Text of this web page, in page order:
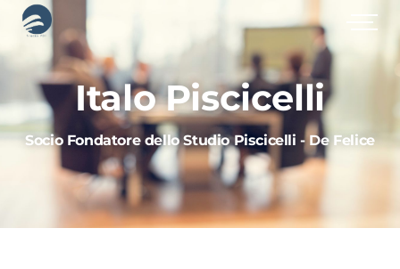
Italo Piscicelli
Socio Fondatore dello Studio Piscicelli - De Felice